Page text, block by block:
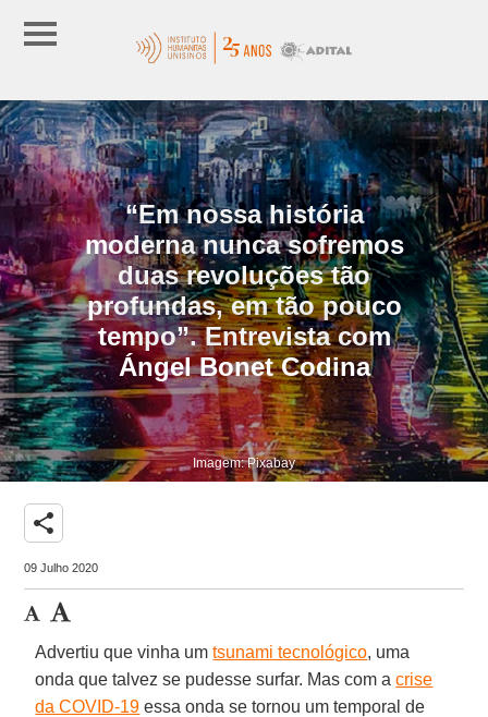
“Em nossa história
moderna nunca sofremos
duas revoluções tão
profundas, em tão pouco
tempo”. Entrevista com
Ángel Bonet Codina
Imagem: Pixabay
share
09 Julho 2020
Advertiu que vinha umtsunami tecnológico, uma
onda que talvez se pudesse surfar. Mas com acrise
da COVID-19 essa onda se tornou um temporal de